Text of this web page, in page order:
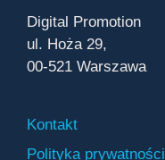
Digital Promotion
ul. Hoża 29,
00-521 Warszawa
Kontakt
Polityka prywatności